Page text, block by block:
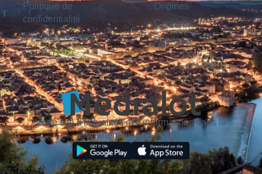
Politique de
confidentialité
Mentions légales
Contact
Origines
Carrières
Publicité
Votre site d'actualités et d'informations dans le
département du Lot (46).